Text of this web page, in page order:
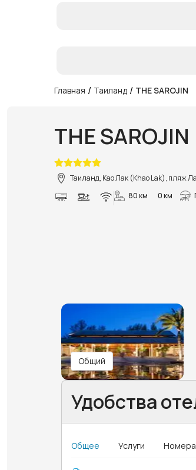
Главная / Таиланд / THE SAROJIN
THE SAROJIN
Таиланд, Као Лак (Khao Lak), пляж
80 км
0 км
Общий
Удобства
Общее Услуги Номера